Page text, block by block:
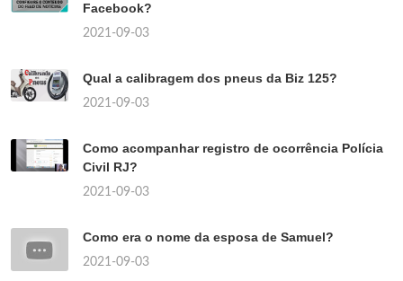
Facebook?
2021-09-03
Qual a calibragem dos pneus da Biz 125?
2021-09-03
Como acompanhar registro de ocorrência Polícia
Civil RJ?
2021-09-03
Como era o nome da esposa de Samuel?
2021-09-03